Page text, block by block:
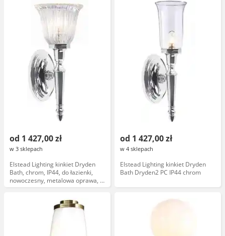
od 1 427,00 zł
w 3 sklepach
Elstead Lighting kinkiet Dryden
Bath, chrom, IP44, do łazienki,
nowoczesny, metalowa oprawa, 1
punkt świetlny
od 1 427,00 zł
w 4 sklepach
Elstead Lighting kinkiet Dryden
Bath Dryden2 PC IP44 chrom